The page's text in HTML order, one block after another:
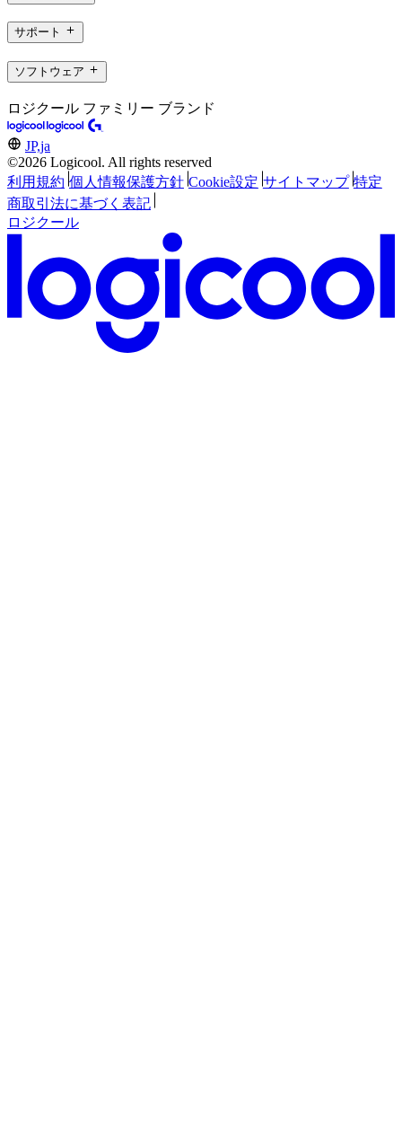
サポート
ソフトウェア
ロジクール ファミリー ブランド
JP,ja
©2026 Logicool. All rights reserved
利用規約 個人情報保護方針 Cookie設定 サイトマップ 特定
商取引法に基づく表記
ロジクール